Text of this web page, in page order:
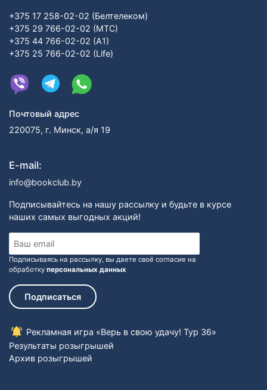
+375 17 258-02-02 (Белтелеком)
+375 29 766-02-02 (МТС)
+375 44 766-02-02 (А1)
+375 25 766-02-02 (Life)
Почтовый адрес
220075, г. Минск, а/я 19
E-mail:
info@bookclub.by
Подписывайтесь на нашу рассылку и будьте в курсе
наших самых выгодных акций!
Подписываясь на рассылку, вы даете своё согласие на
обработку персональных данных
Подписаться
Рекламная игра «Верь в свою удачу! Тур 36»
Результаты розыгрышей
Архив розыгрышей